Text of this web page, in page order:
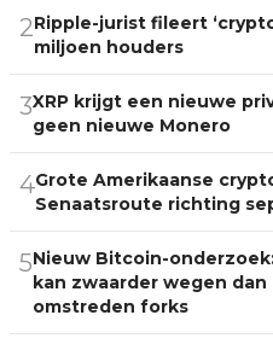
2Ripple-jurist fileert
miljoen houders
3XRP krijgt een nieuwe
geen nieuwe Monero
4Grote Amerikaanse
Senaatsroute richting
5Nieuw Bitcoin-
kan zwaarder wegen
omstreden forks